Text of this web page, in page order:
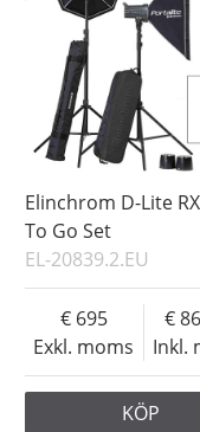
Elinchrom D-Lite
To Go Set
EL-20839.2.EU
Exkl. moms
695
Inkl.
KÖP